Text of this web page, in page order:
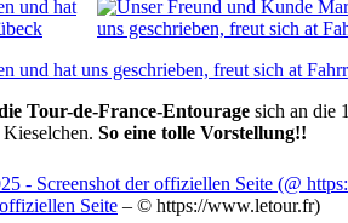
Tour-de-France-Entourage sich an die
So eine tolle Vorstellung!!
Seite – © https://www.letour.fr)